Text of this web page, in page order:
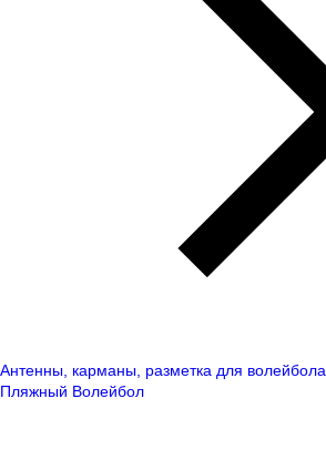
Антенны, карманы, разметка для волейбола
Пляжный Волейбол